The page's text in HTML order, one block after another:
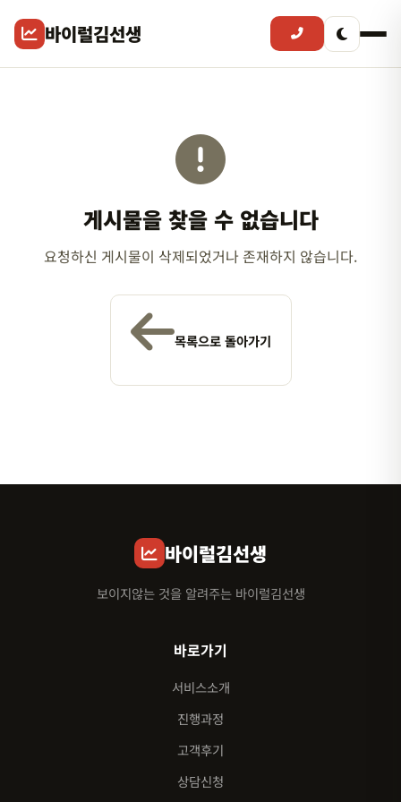
바이럴김선생
게시물을 찾을 수 없습니다
요청하신 게시물이 삭제되었거나 존재하지 않습니다.
목록으로 돌아가기
바이럴김선생
보이지않는 것을 알려주는 바이럴김선생
바로가기
서비스소개
진행과정
고객후기
상담신청